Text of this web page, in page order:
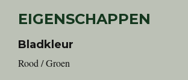
EIGENSCHAPPEN
Bladkleur
Rood / Groen